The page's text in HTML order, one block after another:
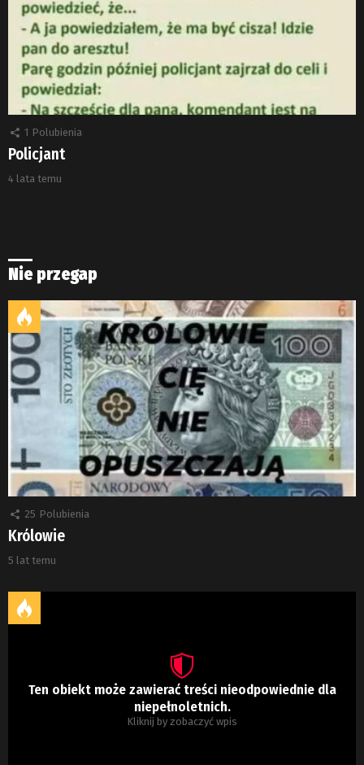
1 Polubienia
Policjant
4 lata temu
Nie przegap
25 Polubienia
Królowie
5 lat temu
Ten obiekt może zawierać treści nieodpowiednie dla
niepełnoletnich.
Kliknij by zobaczyć wpis